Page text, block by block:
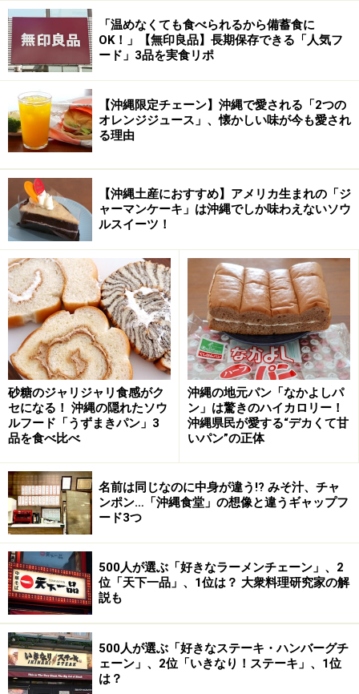
日ランチ「ワイルドステーキ」は外せない。スープ、サ
ラダ、ライスがついて150gならば1390円（税込）とお手
頃価格。ネーミング通りワイルドで、噛み応えのしっか
りとした肉々しいステーキが堪能できる。
ただ少々アゴが疲れるので、細かくカットしてから食ら
いつくのがいいだろう。また卓上にあるコショウとわさ
びをつけて食べるのがベターだ。ちなみにスープには肉
の切れ端が散りばめてあって手抜きがない。
もう1つ。ランチでは「ワイルドコンボ」もおすすめ。
これはワイルドステーキとハンバーグが対になったもの
で、ほんのりナツメグの風味が効いた肉々しいハンバー
グは実にうまい。
かつて、いきなり！ステーキは立食スタイルで回転効率
を上げていたが、現在は落ち着いて食事が楽しめ、接客
のホスピタリティーも高くなった。また、面白いシステ
ムとして「肉マイレージ」があり、食べたステーキの量
によって点数が加算されると食事代などの割引がある。
とにかく肉好きにとってはありがたいチェーン店だ。
＞次ページ：さぁ、では、第1位はというと……？
※記事内容は執筆時点のものです。最新の内容をご確認くださ
い。
※メニューや料金などのデータは、取材時または記事公開時点で
の内容です。
1 /3 次のページへ
「温めなくても食べられるから備蓄食に
OK！」【無印良品】長期保存できる「人気フ
ード」3品を実食リポ
【沖縄限定チェーン】沖縄で愛される「2つの
オレンジジュース」、懐かしい味が今も愛され
る理由
【沖縄土産におすすめ】アメリカ生まれの「ジ
ャーマンケーキ」は沖縄でしか味わえないソウ
ルスイーツ！
砂糖のジャリジャリ食感がク
セになる！ 沖縄の隠れたソウ
ルフード「うずまきパン」3
品を食べ比べ
沖縄の地元パン「なかよしパ
ン」は驚きのハイカロリー！
沖縄県民が愛する“デカくて甘
いパン”の正体
名前は同じなのに中身が違う!? みそ汁、チャ
ンポン…「沖縄食堂」の想像と違うギャップフ
ード3つ
500人が選ぶ「好きなラーメンチェーン」、2
位「天下一品」、1位は？ 大衆料理研究家の解
説も
500人が選ぶ「好きなステーキ・ハンバーグチ
ェーン」、2位「いきなり！ステーキ」、1位
は？